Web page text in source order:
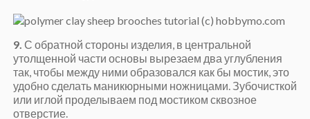
9. С обратной стороны изделия, в центральной
утолщенной части основы вырезаем два углубления
так, чтобы между ними образовался как бы мостик, это
удобно сделать маникюрными ножницами. Зубочисткой
или иглой проделываем под мостиком сквозное
отверстие.